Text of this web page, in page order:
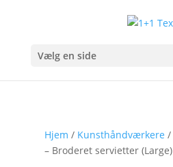
Vælg en side
Hjem / Kunsthåndværkere /
– Broderet servietter (Large)